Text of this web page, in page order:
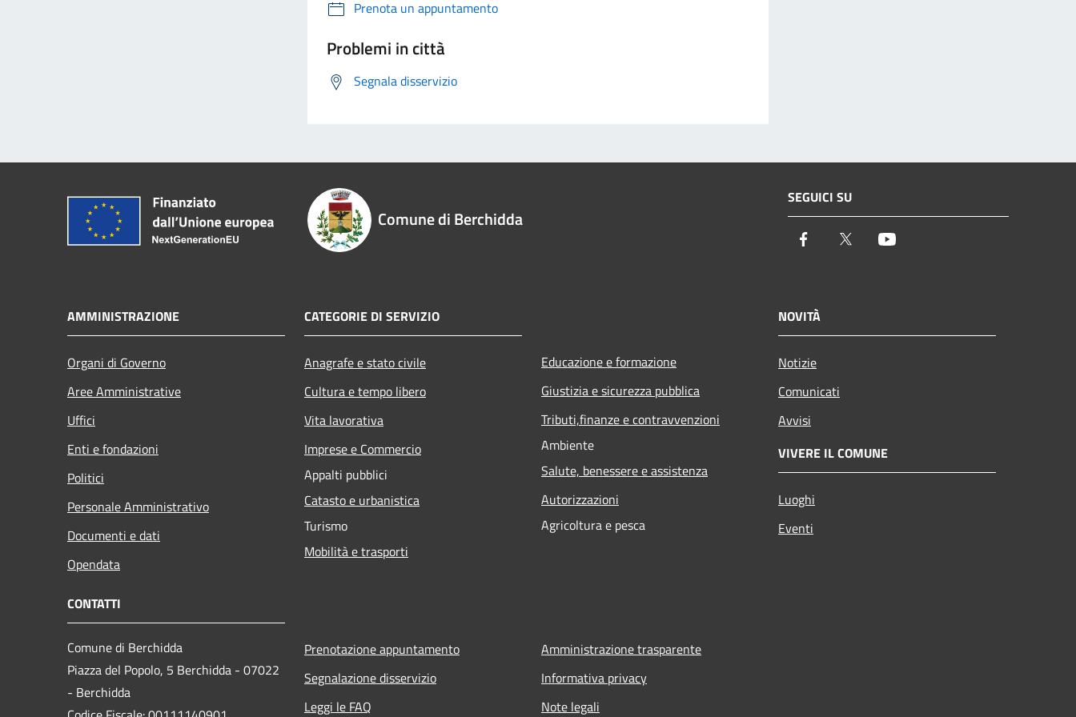
Prenota un appuntamento
Problemi in città
Segnala disservizio
Comune di Berchidda
SEGUICI SU
Facebook Twitter
AMMINISTRAZIONE
Organi di Governo
Aree Amministrative
Uffici
Enti e fondazioni
Politici
Personale Amministrativo
Documenti e dati
Opendata
CATEGORIE DI SERVIZIO
Anagrafe e stato civile
Cultura e tempo libero
Vita lavorativa
Imprese e Commercio
Appalti pubblici
Catasto e urbanistica
Turismo
Mobilità e trasporti
Educazione e formazione
Giustizia e sicurezza pubblica
Tributi,finanze e contravvenzioni
Ambiente
Salute, benessere e assistenza
Autorizzazioni
Agricoltura e pesca
NOVITÀ
Notizie
Comunicati
Avvisi
VIVERE IL COMUNE
Luoghi
Eventi
CONTATTI
Comune di Berchidda
Piazza del Popolo, 5 Berchidda - 07022
- Berchidda
Prenotazione appuntamento
Segnalazione disservizio
Leggi le FAQ
Amministrazione trasparente
Informativa privacy
Note legali